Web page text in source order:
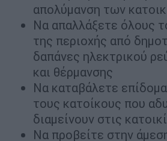
απολύμανση των
Να απαλλάξετε όλους
της περιοχής από
δαπάνες ηλεκτρικού
και θέρμανσης
Να καταβάλετε επίδομα
τους κατοίκους που
διαμείνουν στις
Να προβείτε στην